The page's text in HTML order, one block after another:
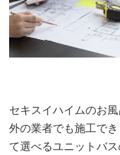
セキスイハイムのお
外の業者でも施工で
て選べるユニットバ